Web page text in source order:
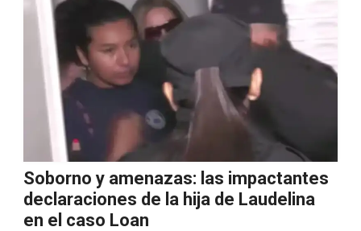
Soborno y amenazas: las impactantes
declaraciones de la hija de Laudelina
en el caso Loan